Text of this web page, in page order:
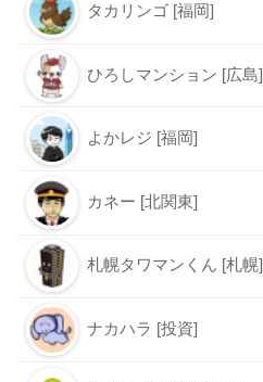
タカリンゴ [福岡]
ひろしマンション [広島]
よかレジ [福岡]
カネー [北関東]
札幌タワマンくん [札幌]
ナカハラ [投資]